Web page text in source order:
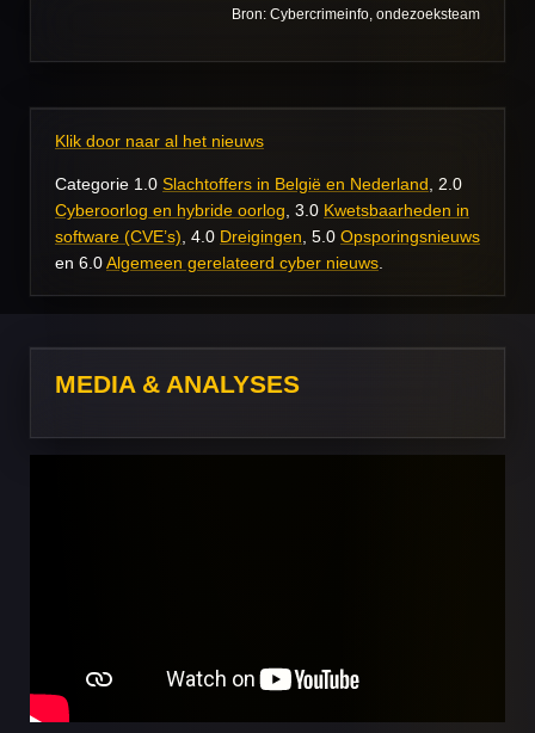
Bron: Cybercrimeinfo, ondezoeksteam
Klik door naar al het nieuws
Categorie 1.0 Slachtoffers in België en Nederland, 2.0
Cyberoorlog en hybride oorlog, 3.0 Kwetsbaarheden in
software (CVE’s), 4.0 Dreigingen, 5.0 Opsporingsnieuws
en 6.0Algemeen gerelateerd cyber nieuws.
MEDIA & ANALYSES